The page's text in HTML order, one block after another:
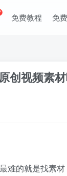
免费教程 免
创视频素
难的就是找素